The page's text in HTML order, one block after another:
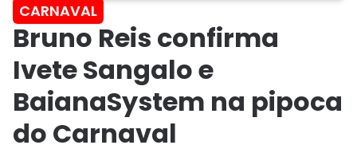
CARNAVAL
Bruno Reis confirma
Ivete Sangalo e
BaianaSystem na pipoca
do Carnaval